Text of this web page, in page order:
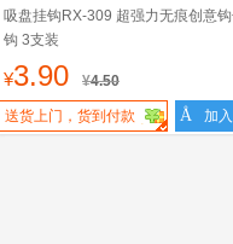
吸盘挂钩RX-309 超强力无痕创意
钩 3支装
¥3.90 ¥4.50
送货上门，货到付款 Å 加